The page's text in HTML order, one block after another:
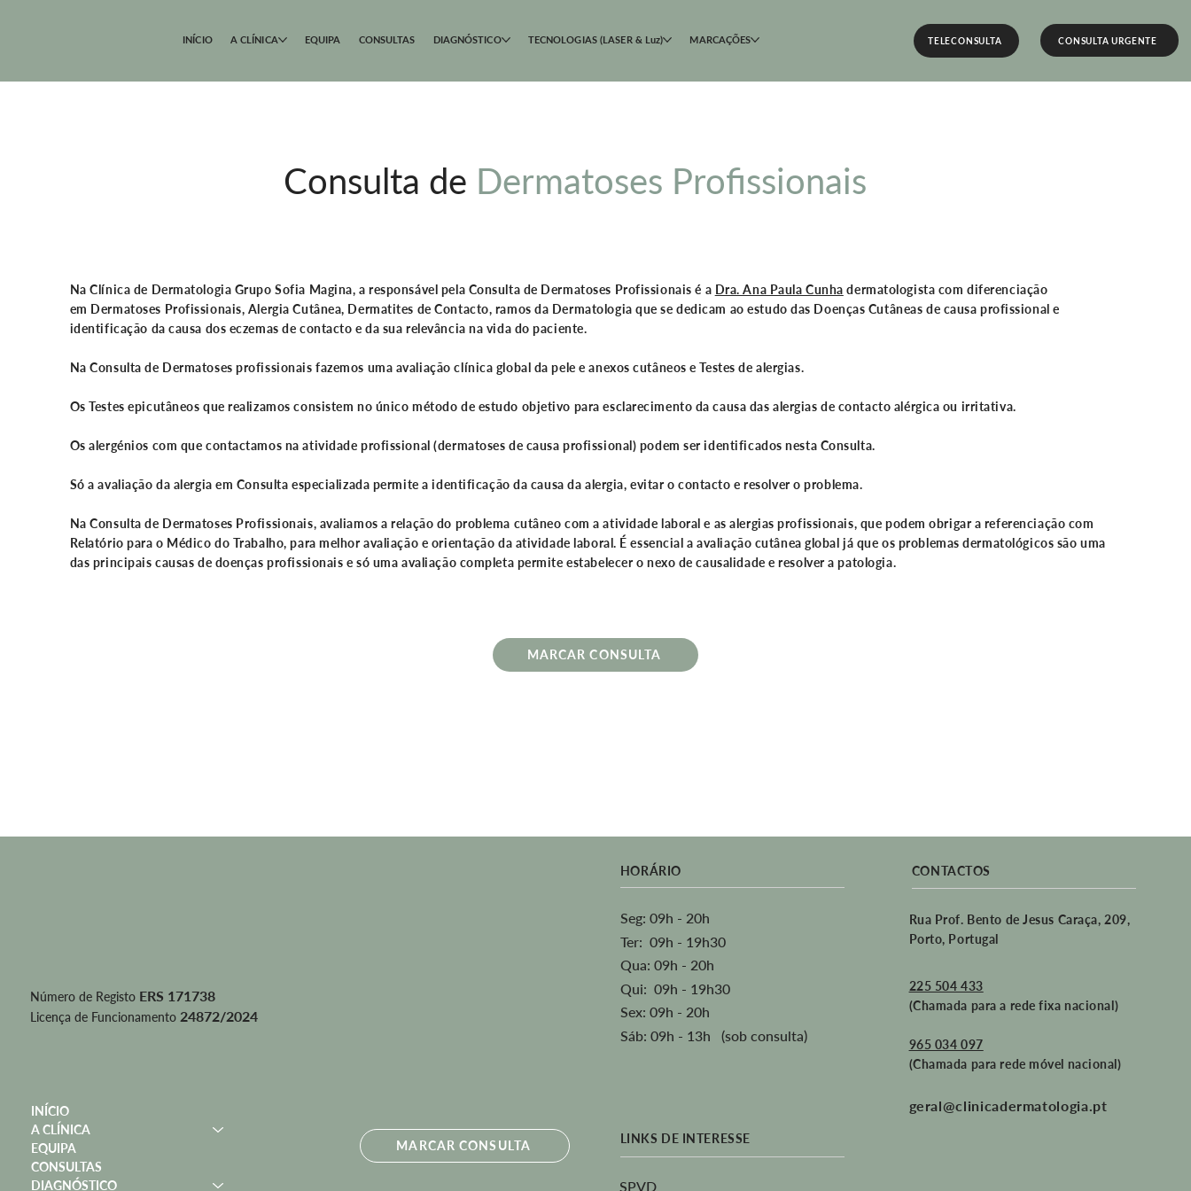
TELECONSULTA CONSULTA URGENTE
INÍCIO A CLÍNICA EQUIPA CONSULTAS DIAGNÓSTICO TECNOLOGIAS (LASER & Luz) MARCAÇÕES
Consulta de Dermatoses Profissionais
NaClínica de Dermatologia Grupo Sofia Magina, a responsável pela Consulta de Dermatoses Profissionais é a Dra. Ana Paula Cunha dermatologista com diferenciação
em Dermatoses Profissionais, Alergia Cutânea, Dermatites de Contacto, ramos da Dermatologia que se dedicam ao estudo das Doenças Cutâneas de causa profissional e
identificação da causa dos eczemas de contacto e da sua relevância na vida do paciente.
NaConsulta de Dermatoses profissionais fazemos uma avaliação clínica global da pele e anexos cutâneos e Testes de alergias.
OsTestes epicutâneos que realizamos consistem no único método de estudo objetivo para esclarecimento da causa das alergias de contacto alérgica ou irritativa.
Os alergénios com que contactamos na atividade profissional (dermatoses de causa profissional) podem ser identificados nesta Consulta.
Só a avaliação da alergia em Consulta especializada permite a identificação da causa da alergia, evitar o contacto e resolver o problema.
NaConsulta de Dermatoses Profissionais, avaliamos a relação do problema cutâneo com a atividade laboral e as alergias profissionais, que podem obrigar a referenciação com
Relatório para o Médico do Trabalho, para melhor avaliação e orientação da atividade laboral. É essencial a avaliação cutânea global já que os problemas dermatológicos são uma
das principais causas de doenças profissionais e só uma avaliação completa permite estabelecer o nexo de causalidade e resolver a patologia.
MARCAR CONSULTA
Número de Registo ERS 171738
Licença de Funcionamento 24872/2024
INÍCIO
A CLÍNICA
EQUIPA
CONSULTAS
DIAGNÓSTICO
MARCAR CONSULTA
HORÁRIO
Seg: 09h - 20h
Ter: 09h - 19h30
Qua: 09h - 20h
Qui: 09h - 19h30
Sex: 09h - 20h
Sáb: 09h - 13h (sob consulta)
LINKS DE INTERESSE
SPVD
CONTACTOS
Rua Prof. Bento de Jesus Caraça, 209,
Porto, Portugal
225 504 433
(Chamada para a rede fixa nacional)
965 034 097
(Chamada para rede móvel nacional)
geral@clinicadermatologia.pt